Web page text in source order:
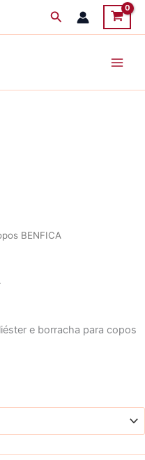
Search
BENFICA
e borracha para copos